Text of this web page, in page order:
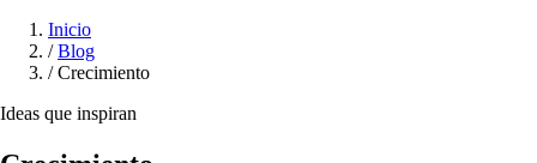
Inicio
/ Blog
/ Crecimiento
Ideas que inspiran